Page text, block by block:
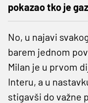
pokazao tko je
No, u najavi
barem jednom
Milan je u prvom
Interu, a u
stigavši do važne